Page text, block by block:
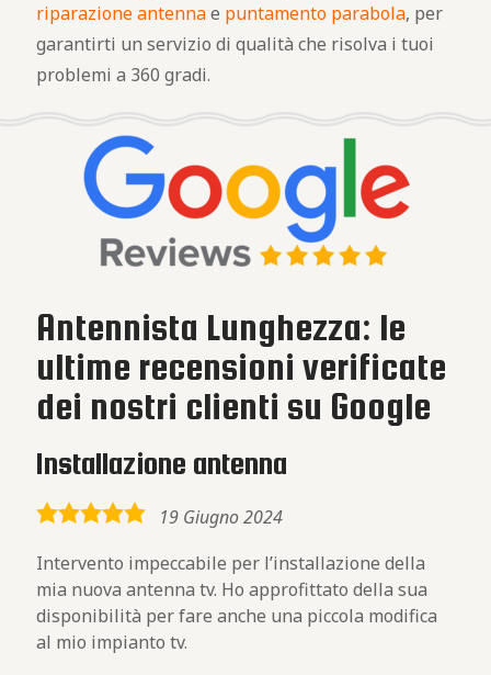
riparazione antennae puntamento parabola, per
garantirti un servizio di qualità che risolva i tuoi
problemi a 360 gradi.
Antennista Lunghezza: le
ultime recensioni verificate
dei nostri clienti su Google
Installazione antenna
5,0
19 Giugno 2024
Intervento impeccabile per l’installazione della
mia nuova antenna tv. Ho approfittato della sua
disponibilità per fare anche una piccola modifica
al mio impianto tv.